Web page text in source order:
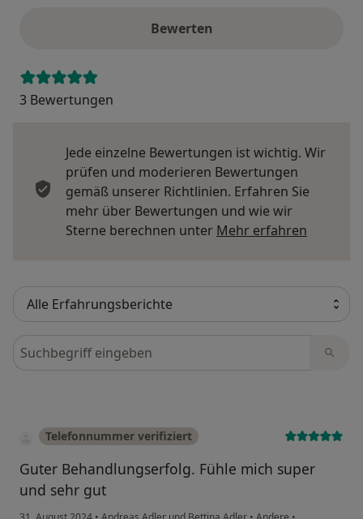
Bewerten
3 Bewertungen
Jede einzelne Bewertungen ist wichtig. Wir
prüfen und moderieren Bewertungen
gemäß unserer Richtlinien. Erfahren Sie
mehr über Bewertungen und wie wir
Sterne berechnen unter Mehr erfahren
Bewertungen durchsuchen
Telefonnummer verifiziert
Guter Behandlungserfolg. Fühle mich super
und sehr gut